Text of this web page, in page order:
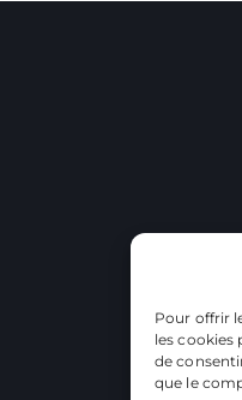
Pour offrir
les cookies
de
que le